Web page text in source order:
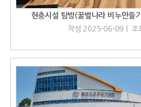
현충시설 탐방(꿀벌나라 비누만들
작성 2025-06-09 | 조